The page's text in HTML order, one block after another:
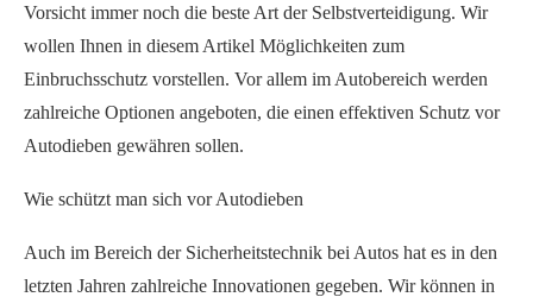
Vorsicht immer noch die beste Art der Selbstverteidigung. Wir
wollen Ihnen in diesem Artikel Möglichkeiten zum
Einbruchsschutz vorstellen. Vor allem im Autobereich werden
zahlreiche Optionen angeboten, die einen effektiven Schutz vor
Autodieben gewähren sollen.
Wie schützt man sich vor Autodieben
Auch im Bereich der Sicherheitstechnik bei Autos hat es in den
letzten Jahren zahlreiche Innovationen gegeben. Wir können in